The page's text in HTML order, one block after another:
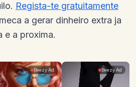
Regista-te gratuitamente
a gerar dinheiro extra ja
e a proxima.